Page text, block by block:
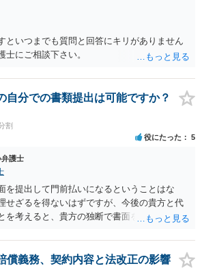
といつまでも質問と回答にキリがありません
士にご相談下さい。
自分での書類提出は可能ですか？
割
役にたった 5
護士
を提出して門前払いになるということはな
せざるを得ないはずですが、今後の貴方と代
を考えると、貴方の独断で書面を提出したり
っているようですが、弁護士として提出の実
能性もあると思いますので、そのあたりも含
等するためによく打ち合わせた方がよいと思
償義務、契約内容と法改正の影響